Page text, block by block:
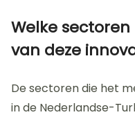
Welke
van deze
De sectoren die het
in de Nederlandse-